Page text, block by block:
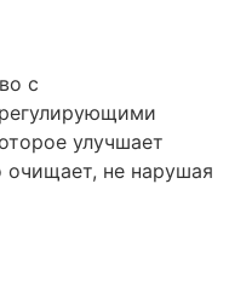
с
улучшает
не нарушая